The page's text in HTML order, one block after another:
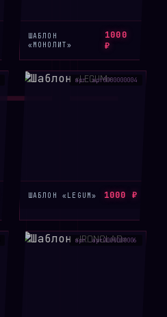
ШАБЛОН
«МОНОЛИТ»
1000
₽
ШАБЛОН «LEGUM» 1000 ₽
арт. арт0000000004
арт. арт0000000006